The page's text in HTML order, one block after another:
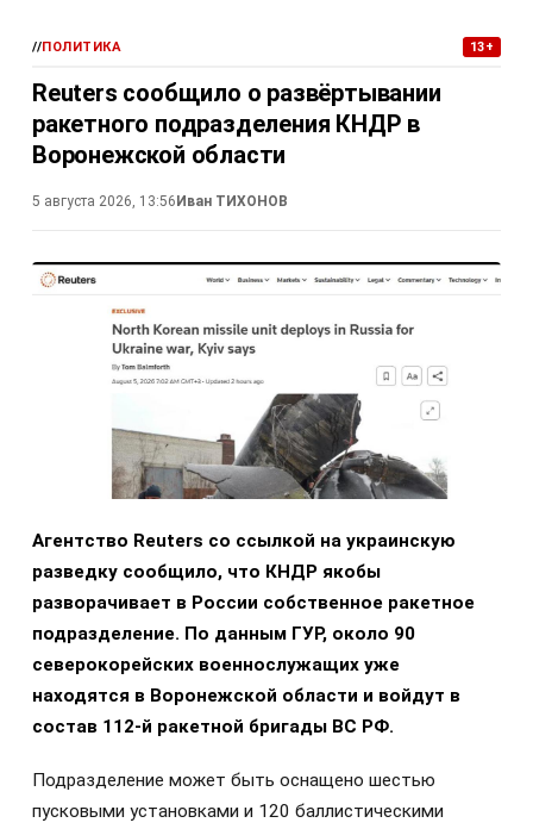
//ПОЛИТИКА 13+
Reuters сообщило о развёртывании
ракетного подразделения КНДР в
Воронежской области
5 августа 2026, 13:56 Иван ТИХОНОВ
Агентство Reuters со ссылкой на украинскую
разведку сообщило, что КНДР якобы
разворачивает в России собственное ракетное
подразделение. По данным ГУР, около 90
северокорейских военнослужащих уже
находятся в Воронежской области и войдут в
состав 112-й ракетной бригады ВС РФ.
Подразделение может быть оснащено шестью
пусковыми установками и 120 баллистическими